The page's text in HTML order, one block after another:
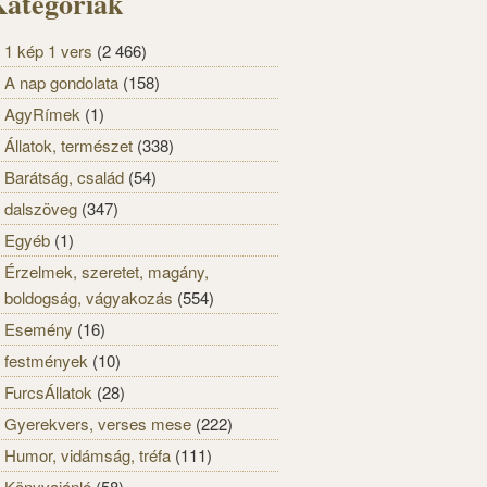
1 kép 1 vers (2 466)
A nap gondolata (158)
AgyRímek (1)
Állatok, természet (338)
Barátság, család (54)
dalszöveg (347)
Egyéb (1)
Érzelmek, szeretet, magány,
boldogság, vágyakozás (554)
Esemény (16)
festmények (10)
FurcsÁllatok (28)
Gyerekvers, verses mese (222)
Humor, vidámság, tréfa (111)